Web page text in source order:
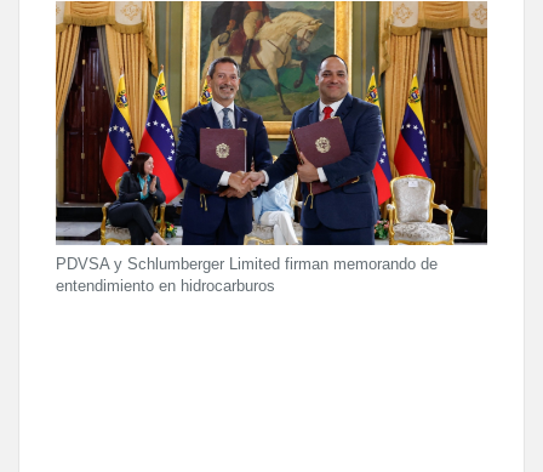
PDVSA y Schlumberger Limited firman memorando de
entendimiento en hidrocarburos